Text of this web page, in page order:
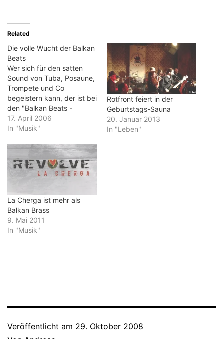
Related
Die volle Wucht der Balkan
Beats
Wer sich für den satten
Sound von Tuba, Posaune,
Trompete und Co
begeistern kann, der ist bei
den "Balkan Beats -
Volume 3" genau richtig.
Die geballte Lebensfreude
nach einem guten
Verstärker. Bei den ersten
beiden Ausgaben der
Balkan Beats war nur
17. April 2006
In "Musik"
Rotfront feiert in der
Geburtstags-Sauna
20. Januar 2013
In "Leben"
La Cherga ist mehr als
Balkan Brass
9. Mai 2011
In "Musik"
Veröffentlicht am 29. Oktober 2008